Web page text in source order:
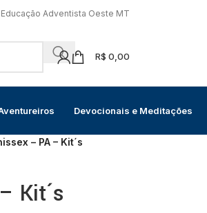
Educação Adventista Oeste MT
R$ 0,00
Devocionais e Meditações
– PA – Kit´s
Kit´s